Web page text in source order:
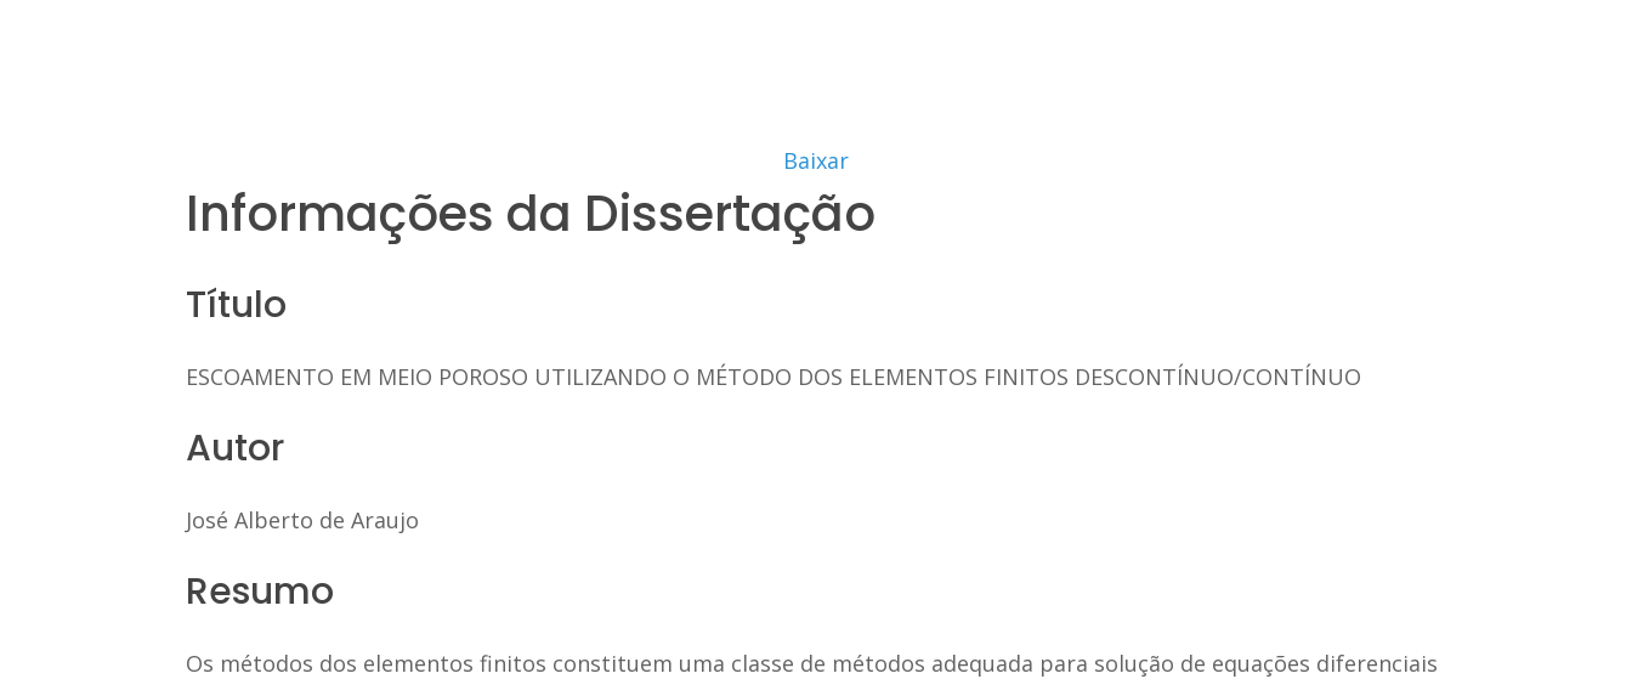
Baixar
Informações da Dissertação
Título
ESCOAMENTO EM MEIO POROSO UTILIZANDO O MÉTODO DOS ELEMENTOS FINITOS DESCONTÍNUO/CONTÍNUO
Autor
José Alberto de Araujo
Resumo
Os métodos dos elementos finitos constituem uma classe de métodos adequada para solução de equações diferenciais